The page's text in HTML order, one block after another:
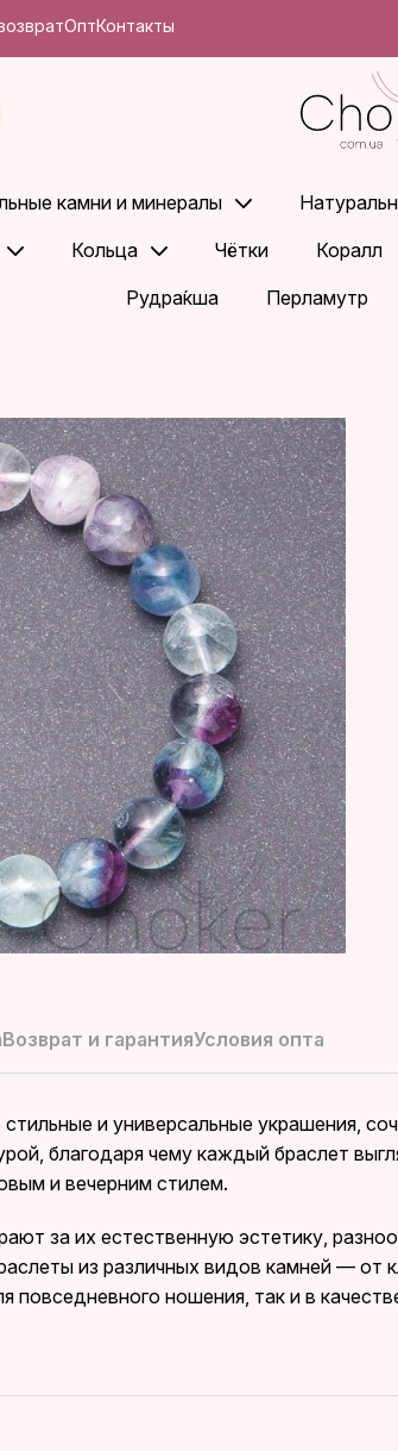
ОптКонтакты
камни и минералы
Кольца Чётки Коралл
Рудра́кша
Перламутр
Возврат и гарантияУсловия опта
и универсальные украшения,
благодаря чему каждый браслет
и вечерним стилем.
за их естественную эстетику,
из различных видов камней —
повседневного ношения, так и в